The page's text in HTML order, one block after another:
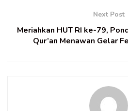
Next Post
Meriahkan HUT RI ke-79,
Qur’an Menawan Gelar